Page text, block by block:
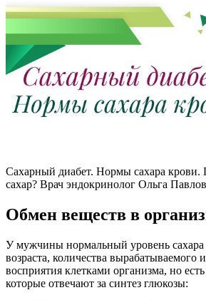
Сахарный диабет. Нормы сахара крови.
сахар? Врач эндокринолог Ольга
Обмен веществ в
У мужчины нормальный уровень сахара
возраста, количества вырабатываемого
восприятия клетками организма, но
которые отвечают за синтез глюкозы: